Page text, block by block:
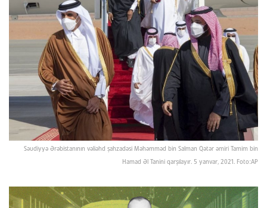
Səudiyyə Ərəbistanının vəliəhd şahzadəsi Məhəmməd bin Salman Qətər əmiri Tamim bin
Hamad Əl Tanini qarşılayır. 5 yanvar, 2021. Foto:AP